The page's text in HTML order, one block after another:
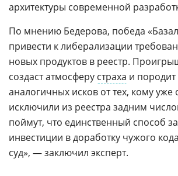
архитектуры современной
По мнению Бедерова, победа
привести к либерализации
новых продуктов в реестр.
создаст атмосферу страха и
аналогичных исков от тех, кому уже
исключили из реестра задним
поймут, что единственный способ
инвестиции в доработку чужого
суд», — заключил эксперт.